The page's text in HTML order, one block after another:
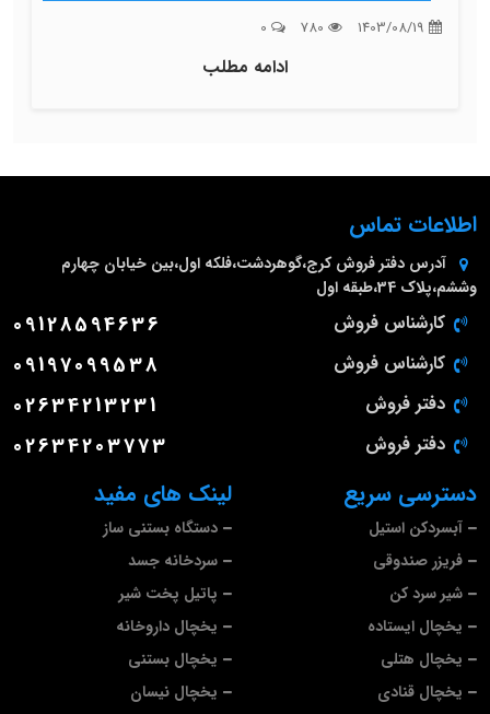
ادامه مطلب
لینک های مفید
دستگاه بستنی ساز
سردخانه جسد
پاتیل پخت شیر
یخچال داروخانه
یخچال بستنی
یخچال نیسان
دسترسی سریع
آبسردکن استیل
فریزر صندوقی
شیر سرد کن
یخچال ایستاده
یخچال هتلی
یخچال قنادی
اطلاعات تماس
آدرس دفتر فروش کرج،گوهردشت،فلکه اول،بین خیابان چهارم
وششم،پلاک 34،طبقه اول
کارشناس فروش 09128594636
کارشناس فروش 09197099538
دفتر فروش 02634213231
دفتر فروش 02634203773